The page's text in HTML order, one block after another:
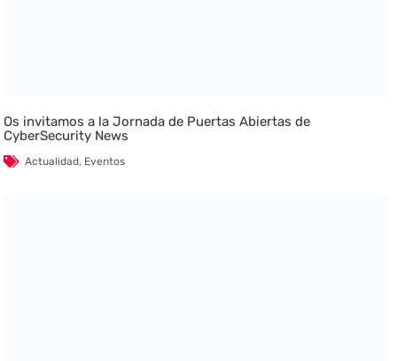
Os invitamos a la Jornada de Puertas Abiertas de
CyberSecurity News
Actualidad, Eventos